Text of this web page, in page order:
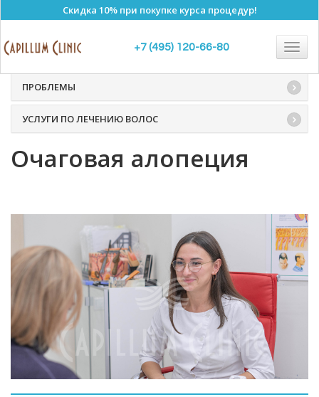
Скидка 10% при покупке курса процедур!
+7 (495) 120-66-80
Алопеция
ПРОБЛЕМЫ
УСЛУГИ ПО ЛЕЧЕНИЮ ВОЛОС
Очаговая алопеция